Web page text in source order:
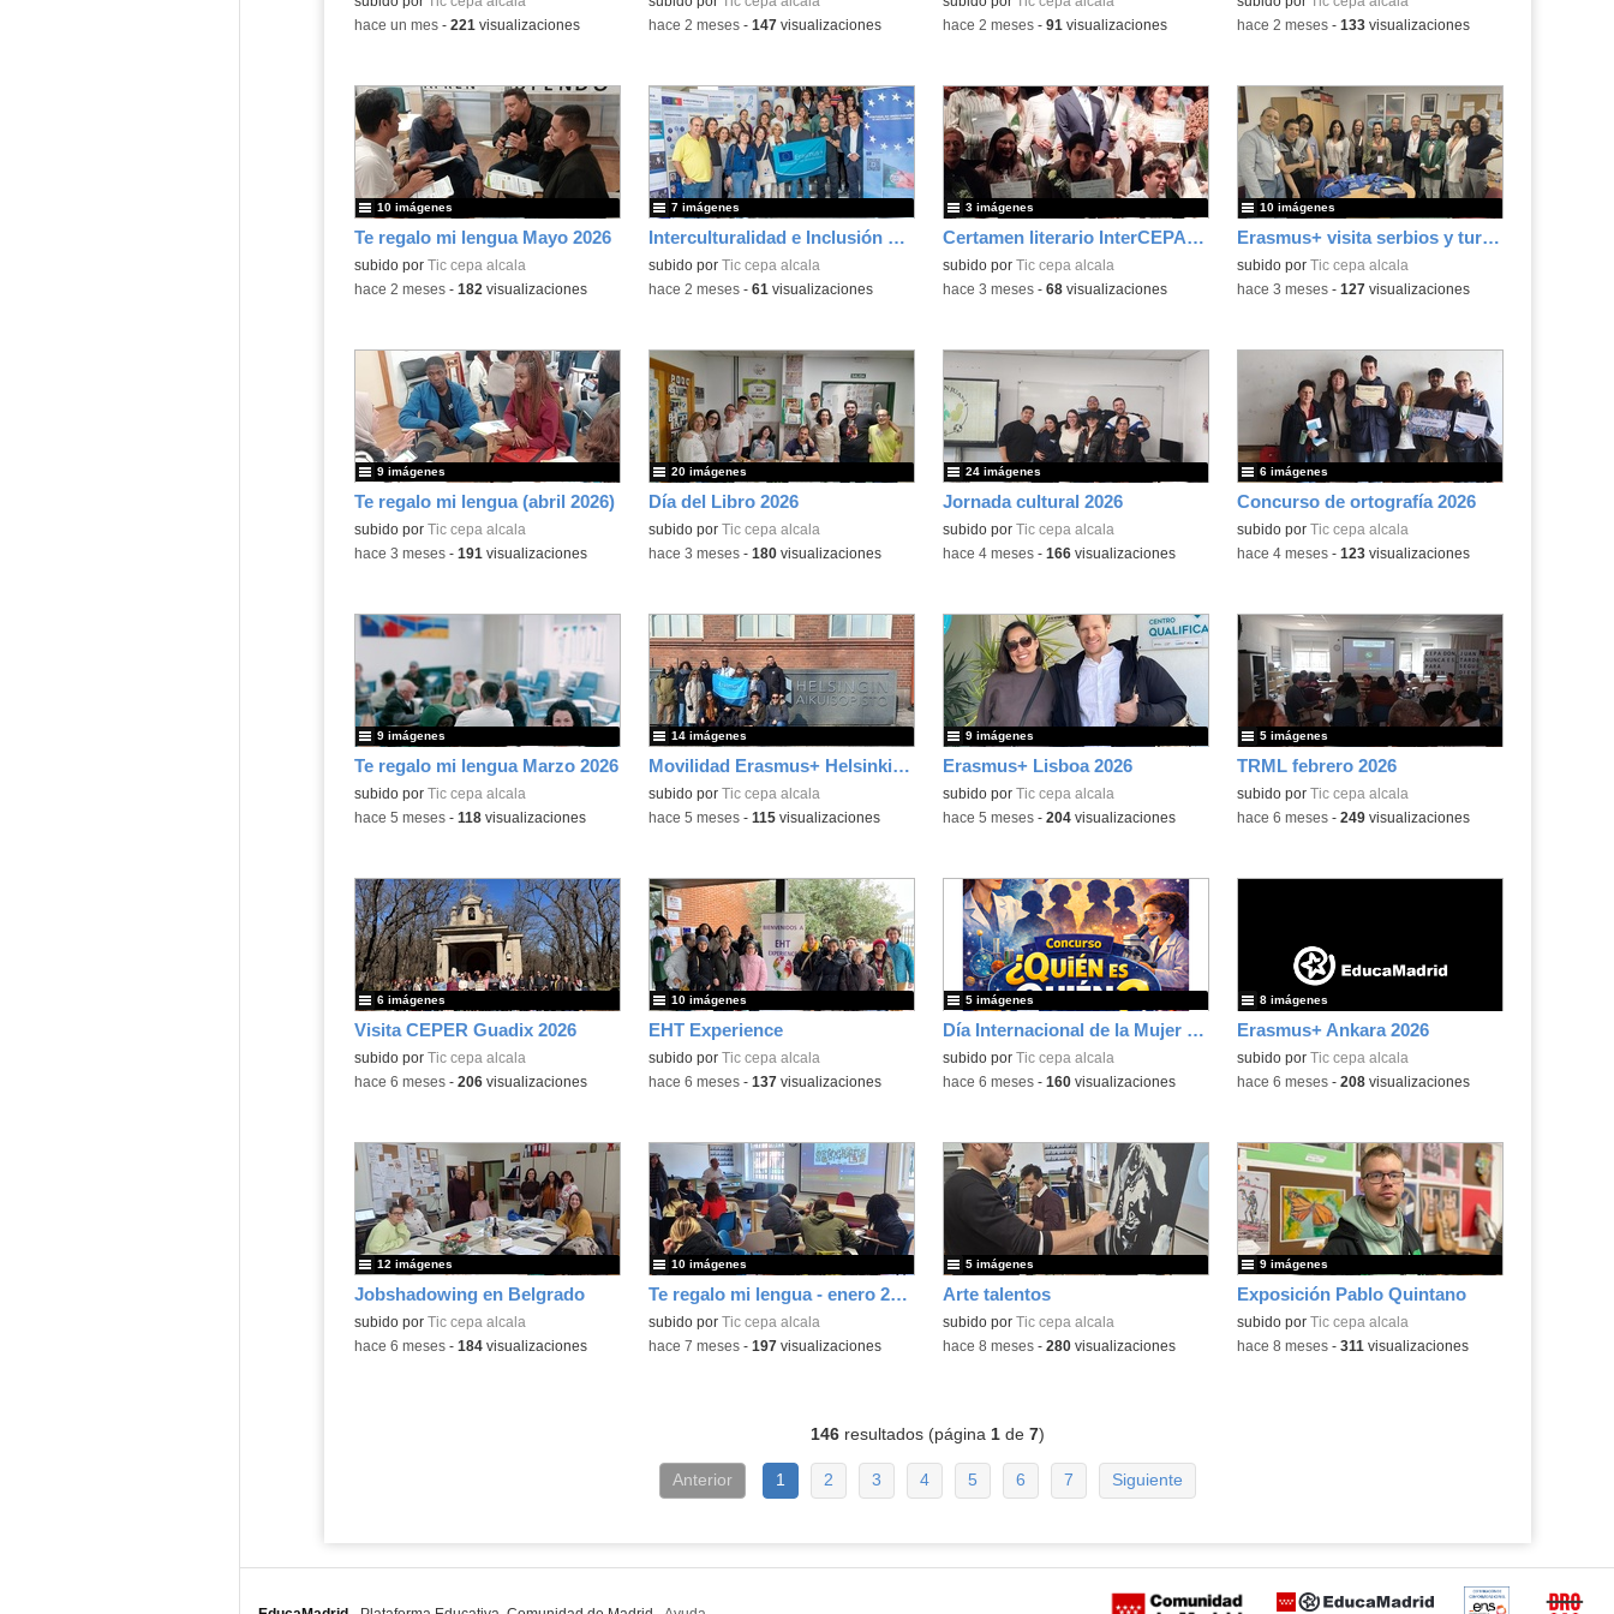
-hace un mes- 221 visualizaciones -hace 2 meses- 147visualizaciones -hace 2 meses- 91 visualizaciones -hace 2 meses- 133visualizaciones
Te regalo mi lengua Mayo 2026
subido por Tic cepa alcala
10 imágenes
-hace 2 meses- 182 visualizaciones
Interculturalidad e Inclusión Educativa en la Educación de Adultos
subido por Tic cepa alcala
7 imágenes
-hace 2 meses- 61 visualizaciones
Certamen literario InterCEPAs 2026
subido por Tic cepa alcala
3 imágenes
-hace 3 meses- 68visualizaciones
Erasmus+ visita serbios y turcos 2026
subido por Tic cepa alcala
10 imágenes
-hace 3 meses- 127visualizaciones
Te regalo mi lengua (abril 2026)
subido por Tic cepa alcala
9 imágenes
-hace 3 meses- 191 visualizaciones
Día del Libro 2026
subido por Tic cepa alcala
20 imágenes
-hace 3 meses- 180visualizaciones
Jornada cultural 2026
subido por Tic cepa alcala
24 imágenes
-hace 4 meses- 166visualizaciones
Concurso de ortografía 2026
subido por Tic cepa alcala
6 imágenes
-hace 4 meses- 123visualizaciones
Te regalo mi lengua Marzo 2026
subido por Tic cepa alcala
9 imágenes
-hace 5 meses- 118visualizaciones
Movilidad Erasmus+ Helsinki 2026
subido por Tic cepa alcala
14 imágenes
-hace 5 meses- 115visualizaciones
Erasmus+ Lisboa 2026
subido por Tic cepa alcala
9 imágenes
-hace 5 meses- 204visualizaciones
TRML febrero 2026
subido por Tic cepa alcala
5 imágenes
-hace 6 meses- 249visualizaciones
Visita CEPER Guadix 2026
subido por Tic cepa alcala
6 imágenes
-hace 6 meses- 206visualizaciones
EHT Experience
subido por Tic cepa alcala
10 imágenes
-hace 6 meses- 137visualizaciones
Día Internacional de la Mujer y la Niña en la Ciencia
subido por Tic cepa alcala
5 imágenes
-hace 6 meses- 160visualizaciones
Erasmus+ Ankara 2026
subido por Tic cepa alcala
8 imágenes
-hace 6 meses- 208visualizaciones
Jobshadowing en Belgrado
subido por Tic cepa alcala
12 imágenes
-hace 6 meses- 184visualizaciones
Te regalo mi lengua - enero 2026
subido por Tic cepa alcala
10 imágenes
-hace 7 meses- 197visualizaciones
Arte talentos
subido por Tic cepa alcala
5 imágenes
-hace 8 meses- 280visualizaciones
Exposición Pablo Quintano
subido por Tic cepa alcala
9 imágenes
-hace 8 meses- 311 visualizaciones
146resultados (página 1de 7)
Anterior 1 2 3 4 5 6 7 Siguiente